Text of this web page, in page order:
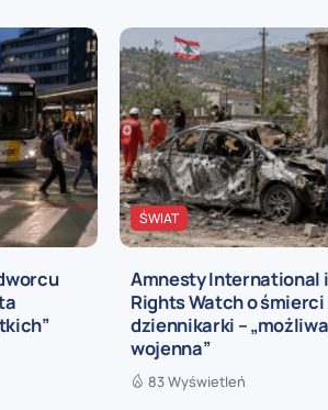
ŚWIAT
Amnesty International
Rights Watch o
dziennikarki –
wojenna”
83 Wyświetleń